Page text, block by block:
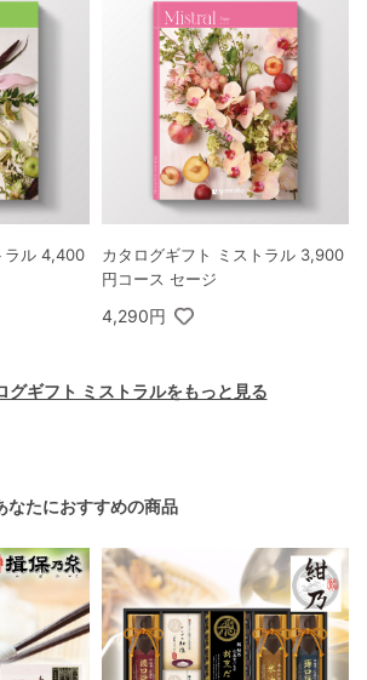
ラル 4,400
カタログギフト ミストラル 3,900
円コース セージ
4,290円
グギフト ミストラルをもっと見る
なたにおすすめの商品